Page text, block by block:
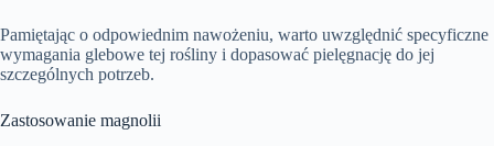
Pamiętając o odpowiednim nawożeniu, warto uwzględnić specyficzne
wymagania glebowe tej rośliny i dopasować pielęgnację do jej
szczególnych potrzeb.
Zastosowanie magnolii